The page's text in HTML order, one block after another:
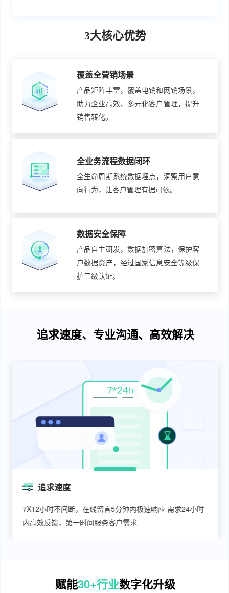
3大核心优势
覆盖全营销场景
产品矩阵丰富，覆盖电销和网销场景，
助力企业高效、多元化客户管理，提升
销售转化。
全业务流程数据闭环
全生命周期系统数据埋点，洞察用户意
向行为，让客户管理有据可依。
数据安全保障
产品自主研发，数据加密算法，保护客
户数据资产，经过国家信息安全等级保
护三级认证。
追求速度、专业沟通、高效解决
追求速度
7X12小时不间断，在线留言5分钟内极速响应 需求24小时
内高效反馈，第一时间服务客户需求
赋能30+行业数字化升级